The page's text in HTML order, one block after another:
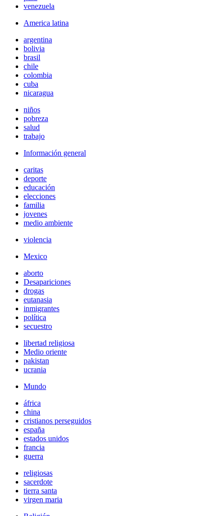
venezuela
America latina
argentina
bolivia
brasil
chile
colombia
cuba
nicaragua
niños
pobreza
salud
trabajo
Información general
caritas
deporte
educación
elecciones
familia
jovenes
medio ambiente
violencia
Mexico
aborto
Desapariciones
drogas
eutanasia
inmigrantes
política
secuestro
libertad religiosa
Medio oriente
pakistan
ucrania
Mundo
áfrica
china
cristianos perseguidos
españa
estados unidos
francia
guerra
religiosas
sacerdote
tierra santa
virgen maria